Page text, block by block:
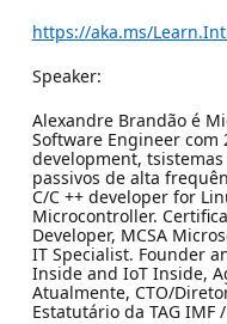
https://aka.ms/
Speaker:
Alexandre Brandão é
Software Engineer com
development,
passivos de alta
C/C ++ developer for
Microcontroller.
Developer, MCSA
IT Specialist. Founder
Inside and IoT Inside,
Atualmente, CTO/
Estatutário da TAG IMF